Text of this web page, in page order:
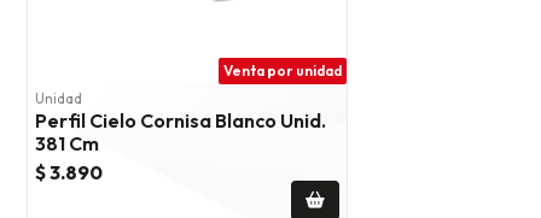
Venta por unidad
Unidad
Perfil Cielo Cornisa Blanco Unid.
381 Cm
$ 3.890